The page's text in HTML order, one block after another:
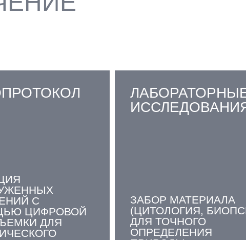
С
ЦИФРОВОЙ
ДЛЯ
ЗАБОР МАТЕРИАЛА
(ЦИТОЛОГИЯ,
ДЛЯ ТОЧНОГО
ОПРЕДЕЛЕНИЯ